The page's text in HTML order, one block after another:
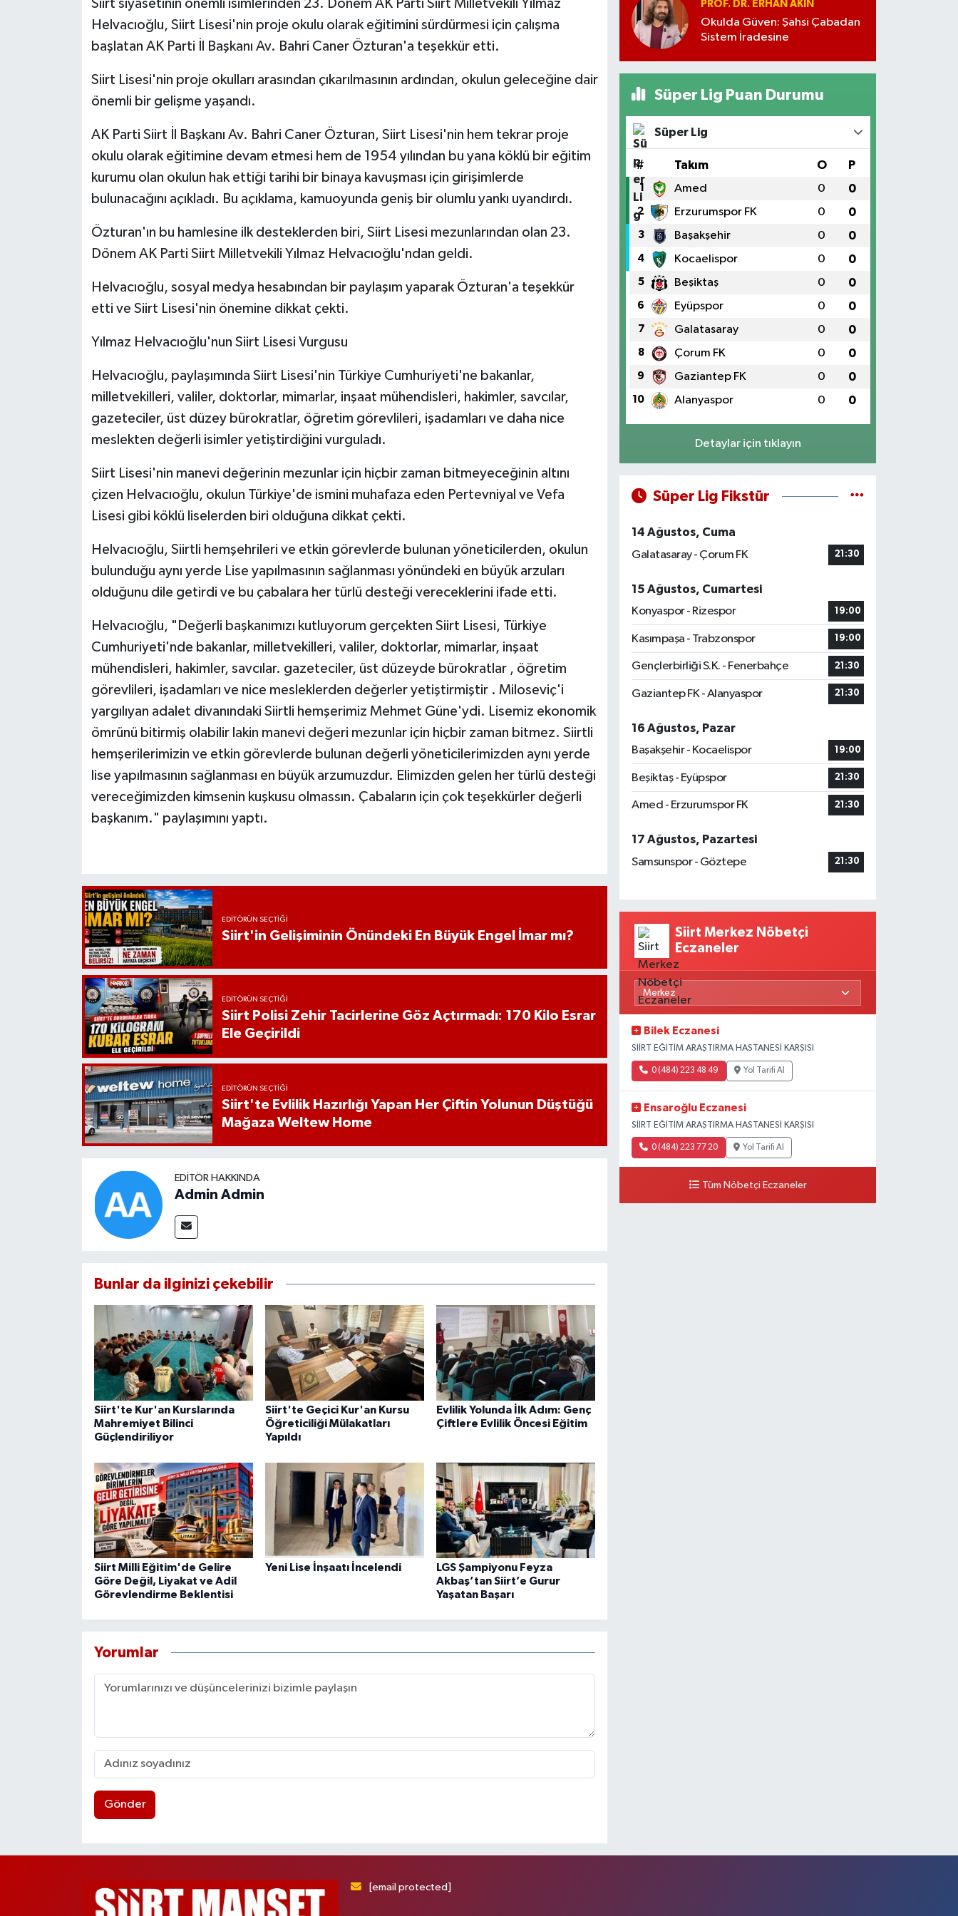
Siirt siyasetinin önemli isimlerinden 23. Dönem AK Parti Siirt Milletvekili Yılmaz
Helvacıoğlu, Siirt Lisesi'nin proje okulu olarak eğitimini sürdürmesi için çalışma
başlatan AK Parti İl Başkanı Av. Bahri Caner Özturan'a teşekkür etti.
Siirt Lisesi'nin proje okulları arasından çıkarılmasının ardından, okulun geleceğine dair
önemli bir gelişme yaşandı.
AK Parti Siirt İl Başkanı Av. Bahri Caner Özturan, Siirt Lisesi'nin hem tekrar proje
okulu olarak eğitimine devam etmesi hem de 1954 yılından bu yana köklü bir eğitim
kurumu olan okulun hak ettiği tarihi bir binaya kavuşması için girişimlerde
bulunacağını açıkladı. Bu açıklama, kamuoyunda geniş bir olumlu yankı uyandırdı.
Özturan'ın bu hamlesine ilk desteklerden biri, Siirt Lisesi mezunlarından olan 23.
Dönem AK Parti Siirt Milletvekili Yılmaz Helvacıoğlu'ndan geldi.
Helvacıoğlu, sosyal medya hesabından bir paylaşım yaparak Özturan'a teşekkür
etti ve Siirt Lisesi'nin önemine dikkat çekti.
Yılmaz Helvacıoğlu'nun Siirt Lisesi Vurgusu
Helvacıoğlu, paylaşımında Siirt Lisesi'nin Türkiye Cumhuriyeti'ne bakanlar,
milletvekilleri, valiler, doktorlar, mimarlar, inşaat mühendisleri, hakimler, savcılar,
gazeteciler, üst düzey bürokratlar, öğretim görevlileri, işadamları ve daha nice
meslekten değerli isimler yetiştirdiğini vurguladı.
Siirt Lisesi'nin manevi değerinin mezunlar için hiçbir zaman bitmeyeceğinin altını
çizen Helvacıoğlu, okulun Türkiye'de ismini muhafaza eden Pertevniyal ve Vefa
Lisesi gibi köklü liselerden biri olduğuna dikkat çekti.
Helvacıoğlu, Siirtli hemşehrileri ve etkin görevlerde bulunan yöneticilerden, okulun
bulunduğu aynı yerde Lise yapılmasının sağlanması yönündeki en büyük arzuları
olduğunu dile getirdi ve bu çabalara her türlü desteği vereceklerini ifade etti.
Helvacıoğlu, "Değerli başkanımızı kutluyorum gerçekten Siirt Lisesi, Türkiye
Cumhuriyeti'nde bakanlar, milletvekilleri, valiler, doktorlar, mimarlar, inşaat
mühendisleri, hakimler, savcılar. gazeteciler, üst düzeyde bürokratlar , öğretim
görevlileri, işadamları ve nice mesleklerden değerler yetiştirmiştir . Miloseviç'i
yargılıyan adalet divanındaki Siirtli hemşerimiz Mehmet Güne'ydi. Lisemiz ekonomik
ömrünü bitirmiş olabilir lakin manevi değeri mezunlar için hiçbir zaman bitmez. Siirtli
hemşerilerimizin ve etkin görevlerde bulunan değerli yöneticilerimizden aynı yerde
lise yapılmasının sağlanması en büyük arzumuzdur. Elimizden gelen her türlü desteği
vereceğimizden kimsenin kuşkusu olmassın. Çabaların için çok teşekkürler değerli
başkanım." paylaşımını yaptı.
EDITÖRÜN SEÇTIĞI
Siirt'in Gelişiminin Önündeki En Büyük Engel İmar mı?
EDITÖRÜN SEÇTIĞI
Siirt Polisi Zehir Tacirlerine Göz Açtırmadı: 170 Kilo Esrar
Ele Geçirildi
EDITÖRÜN SEÇTIĞI
Siirt'te Evlilik Hazırlığı Yapan Her Çiftin Yolunun Düştüğü
Mağaza Weltew Home
EDITÖR HAKKINDA
Admin Admin
Bunlar da ilginizi çekebilir
Siirt'te Kur'an Kurslarında
Mahremiyet Bilinci
Güçlendiriliyor
Siirt'te Geçici Kur'an Kursu
Öğreticiliği Mülakatları
Yapıldı
Evlilik Yolunda İlk Adım: Genç
Çiftlere Evlilik Öncesi Eğitim
Siirt Milli Eğitim'de Gelire
Göre Değil, Liyakat ve Adil
Görevlendirme Beklentisi
Yeni Lise İnşaatı İncelendi
LGS Şampiyonu Feyza
Akbaş’tan Siirt’e Gurur
Yaşatan Başarı
Yorumlar
Gönder
PROF. DR. ERHAN AKIN
Okulda Güven: Şahsi Çabadan
Sistem İradesine
Süper Lig Puan Durumu
Süper Lig
# Takım O P
1 Amed 0 0
2 Erzurumspor FK 0 0
3 Başakşehir 0 0
4 Kocaelispor 0 0
5 Beşiktaş 0 0
6 Eyüpspor 0 0
7 Galatasaray 0 0
8 Çorum FK 0 0
9 Gaziantep FK 0 0
10 Alanyaspor 0 0
Detaylar için tıklayın
Süper Lig Fikstür
14 Ağustos, Cuma
Galatasaray - Çorum FK
21:30
15 Ağustos, Cumartesi
Konyaspor - Rizespor
19:00
Kasımpaşa - Trabzonspor 19:00
Gençlerbirliği S.K. - Fenerbahçe 21:30
Gaziantep FK - Alanyaspor 21:30
16 Ağustos, Pazar
Başakşehir - Kocaelispor
19:00
Beşiktaş - Eyüpspor 21:30
Amed - Erzurumspor FK 21:30
17 Ağustos, Pazartesi
Samsunspor - Göztepe
21:30
Siirt Merkez Nöbetçi
Eczaneler
Bilek Eczanesi
SİİRT EĞİTİM ARAŞTIRMA HASTANESİ KARŞISI
0 (484) 223 48 49 Yol Tarifi Al
Ensaroğlu Eczanesi
SİİRT EĞİTİM ARAŞTIRMA HASTANESİ KARŞISI
0 (484) 223 77 20 Yol Tarifi Al
Tüm Nöbetçi Eczaneler
[email protected]